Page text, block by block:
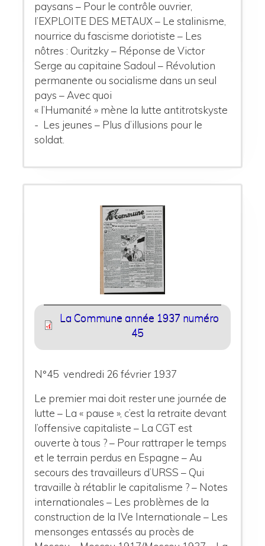
paysans – Pour le contrôle ouvrier,
l’EXPLOITE DES METAUX – Le stalinisme,
nourrice du fascisme doriotiste – Les
nôtres : Ouritzky – Réponse de Victor
Serge au capitaine Sadoul – Révolution
permanente ou socialisme dans un seul
pays – Avec quoi
« l’Humanité » mène la lutte antitrotskyste
- Les jeunes – Plus d’illusions pour le
soldat.
La Commune année 1937 numéro
45
N°45 vendredi 26 février 1937
Le premier mai doit rester une journée de
lutte – La « pause », c’est la retraite devant
l’offensive capitaliste – La CGT est
ouverte à tous ? – Pour rattraper le temps
et le terrain perdus en Espagne – Au
secours des travailleurs d’URSS – Qui
travaille à rétablir le capitalisme ? – Notes
internationales – Les problèmes de la
construction de la IVe Internationale – Les
mensonges entassés au procès de